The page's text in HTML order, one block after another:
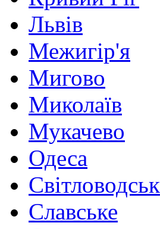
Львів
Межигір'я
Мигово
Миколаїв
Мукачево
Одеса
Світловодськ
Славське